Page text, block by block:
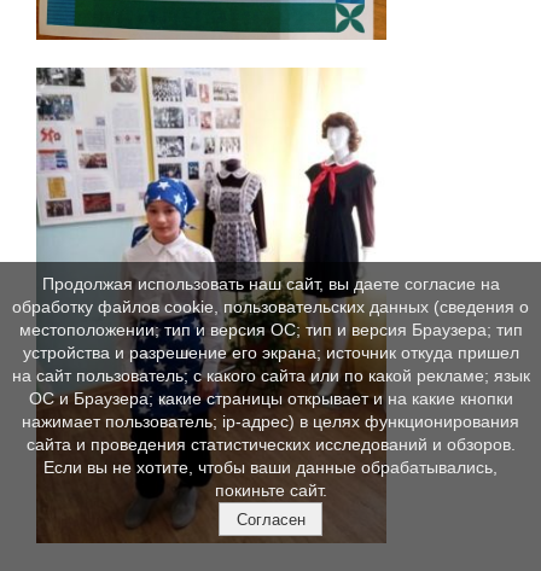
Продолжая использовать наш сайт, вы даете согласие на
обработку файлов cookie, пользовательских данных (сведения о
местоположении; тип и версия ОС; тип и версия Браузера; тип
устройства и разрешение его экрана; источник откуда пришел
на сайт пользователь; с какого сайта или по какой рекламе; язык
ОС и Браузера; какие страницы открывает и на какие кнопки
нажимает пользователь; ip-адрес) в целях функционирования
сайта и проведения статистических исследований и обзоров.
Если вы не хотите, чтобы ваши данные обрабатывались,
покиньте сайт.
Согласен